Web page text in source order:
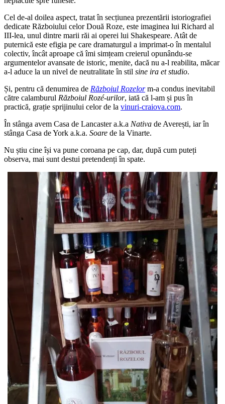
Cel de-al doilea aspect, tratat în secțiunea prezentării istoriografiei
dedicate Războiului celor Două Roze, este imaginea lui Richard al
III-lea, unul dintre marii răi ai operei lui Shakespeare. Atât de
puternică este efigia pe care dramaturgul a imprimat-o în mentalul
colectiv, încât aproape că îmi simțeam creierul opunându-se
argumentelor avansate de istoric, menite, dacă nu a-l reabilita, măcar
a-l aduce la un nivel de neutralitate în stil sine ira et studio.
Și, pentru că denumirea de Războiul Rozelorm-a condus inevitabil
către calamburul Războiul Rozé-urilor, iată că l-am și pus în
practică, grație sprijinului celor de la vinuri-craiova.com.
În stânga avem Casa de Lancaster a.k.a Nativa de Averești, iar în
stânga Casa de York a.k.a. Soare de la Vinarte.
Nu știu cine își va pune coroana pe cap, dar, după cum puteți
observa, mai sunt destui pretendenți în spate.